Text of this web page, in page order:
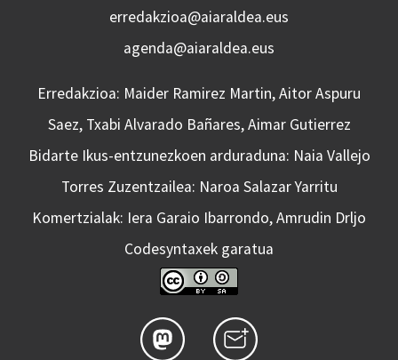
erredakzioa@aiaraldea.eus
agenda@aiaraldea.eus
Erredakzioa: Maider Ramirez Martin, Aitor Aspuru
Saez, Txabi Alvarado Bañares, Aimar Gutierrez
Bidarte Ikus-entzunezkoen arduraduna: Naia Vallejo
Torres Zuzentzailea: Naroa Salazar Yarritu
Komertzialak: Iera Garaio Ibarrondo, Amrudin Drljo
Codesyntaxek garatua